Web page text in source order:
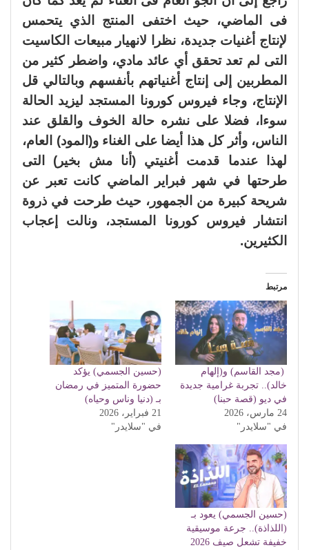
فى الماضي، حيث اختفى المنتج الذي يتحمس
لإنتاج أغنيات جديدة، نظرا لانهيار مبيعات الكاسيت
التى لم تعد تحقق أي عائد مادي، واضطر كثير من
المطربين إلى إنتاج أغنياتهم بأنفسهم وبالتالي قل
الإنتاج، وجاء فيروس كورونا المستجد ليزيد الحالة
سوءا، فضلا على نشره حالة الخوف والقلق عند
الناس، وأثر كل هذا أيضا على الغناء و(المود) العام،
لهذا عندما قدمت أغنيتي (أنا مش بخير) التى
طرحتها في شهر فبراير الماضي كانت تعبر عن
شريحة كبيرة من الجمهور، حيث طرحت في ذروة
انتشار فيروس كورونا المستجد، ونالت إعجاب
الكثيرين.
مرتبط
(مجد القاسم) و(إلهام
خالد).. تجربة غرامية جديدة
في ديو (قصة حبنا)
24 مارس، 2026
في "سلايدر"
(حسين الجسمي) يؤكد
حضورة المتميز في رمضان
بـ (دنيا وناس وحياه)
21 فبراير، 2026
في "سلايدر"
(حسين الجسمي) يعود بـ
(اللذاذة).. جرعة موسيقية
خفيفة تشعل صيف 2026